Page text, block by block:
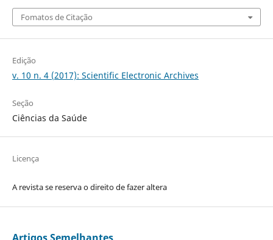
Fomatos de Citação
Edição
v. 10 n. 4 (2017): Scientific Electronic Archives
Seção
Ciências da Saúde
Licença
A revista se reserva o direito de fazer altera